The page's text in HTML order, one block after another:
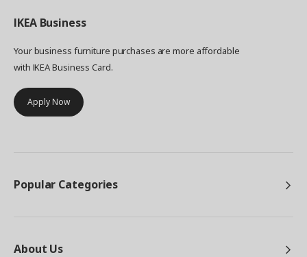
IKEA Business
Your business furniture purchases are more affordable
with IKEA Business Card.
Apply Now
Popular Categories
About Us